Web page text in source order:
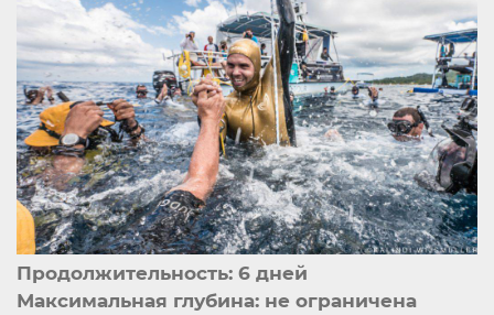
Продолжительность: 6 дней
Максимальная глубина: не ограничена